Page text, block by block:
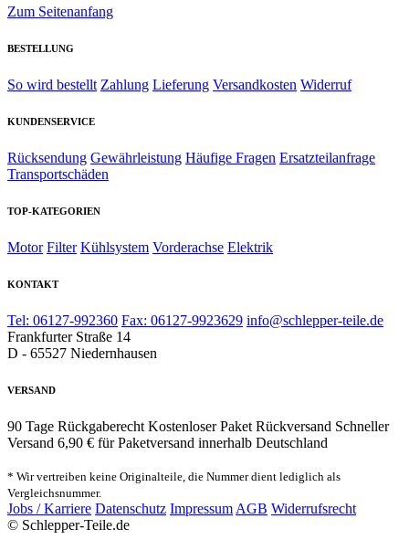
Zum Seitenanfang
BESTELLUNG
So wird bestellt Zahlung Lieferung Versandkosten Widerruf
KUNDENSERVICE
Rücksendung Gewährleistung Häufige Fragen Ersatzteilanfrage
Transportschäden
TOP-KATEGORIEN
Motor Filter Kühlsystem Vorderachse Elektrik
KONTAKT
Tel: 06127-992360 Fax: 06127-9923629 info@schlepper-teile.de
Frankfurter Straße 14
D - 65527 Niedernhausen
VERSAND
90 Tage Rückgaberecht Kostenloser Paket Rückversand Schneller
Versand 6,90 € für Paketversand innerhalb Deutschland
* Wir vertreiben keine Originalteile, die Nummer dient lediglich als
Vergleichsnummer.
Jobs / Karriere Datenschutz Impressum AGB Widerrufsrecht
© Schlepper-Teile.de